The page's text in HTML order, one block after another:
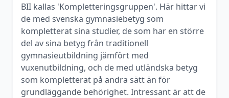
BII kallas 'Kompletteringsgruppen'. Här hittar vi
de med svenska gymnasiebetyg som
kompletterat sina studier, de som har en större
del av sina betyg från traditionell
gymnasieutbildning jämfört med
vuxenutbildning, och de med utländska betyg
som kompletterat på andra sätt än för
grundläggande behörighet. Intressant är att de